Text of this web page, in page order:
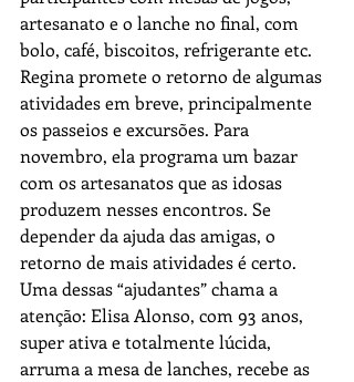
artesanato e o lanche no final, com
bolo, café, biscoitos, refrigerante etc.
Regina promete o retorno de algumas
atividades em breve, principalmente
os passeios e excursões. Para
novembro, ela programa um bazar
com os artesanatos que as idosas
produzem nesses encontros. Se
depender da ajuda das amigas, o
retorno de mais atividades é certo.
Uma dessas “ajudantes” chama a
atenção: Elisa Alonso, com 93 anos,
super ativa e totalmente lúcida,
arruma a mesa de lanches, recebe as